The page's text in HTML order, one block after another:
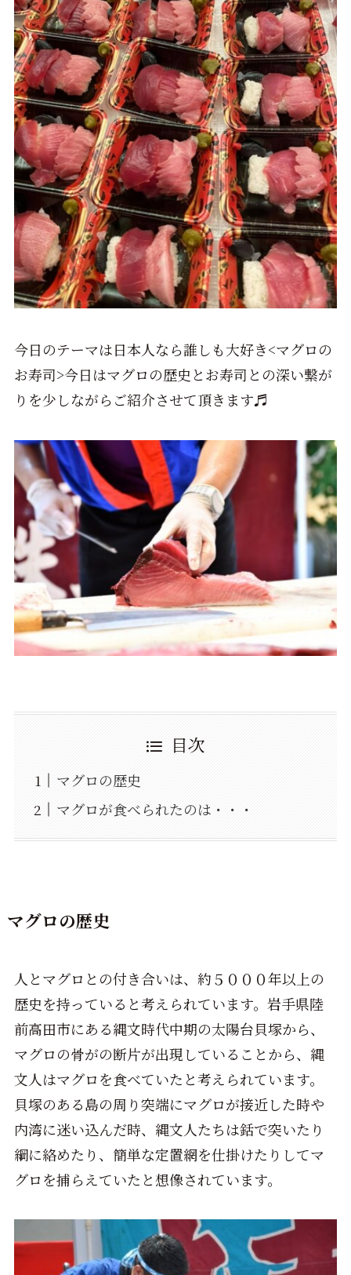
今日のテーマは日本人なら誰しも大好き<マグロの
お寿司>今日はマグロの歴史とお寿司との深い繋が
りを少しながらご紹介させて頂きます♬
目次
マグロの歴史
マグロが食べられたのは・・・
マグロの歴史
人とマグロとの付き合いは、約５０００年以上の
歴史を持っていると考えられています。岩手県陸
前高田市にある縄文時代中期の太陽台貝塚から、
マグロの骨がの断片が出現していることから、縄
文人はマグロを食べていたと考えられています。
貝塚のある島の周り突端にマグロが接近した時や
内湾に迷い込んだ時、縄文人たちは銛で突いたり
綱に絡めたり、簡単な定置網を仕掛けたりしてマ
グロを捕らえていたと想像されています。